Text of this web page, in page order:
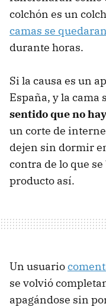
colchón es un
camas se
durante horas.
Si la causa es un
España, y la cama
sentido que no
un corte de
dejen sin dormir
contra de lo que
producto así.
Un usuario
se volvió
apagándose sin